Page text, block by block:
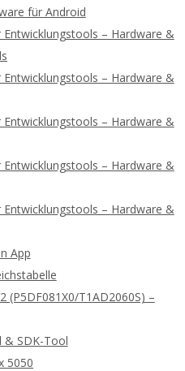
für Android
Entwicklungstools – Hardware &
Entwicklungstools – Hardware &
Entwicklungstools – Hardware &
Entwicklungstools – Hardware &
Entwicklungstools – Hardware &
App
(P5DF081X0/T1AD2060S) –
& SDK-Tool
5050